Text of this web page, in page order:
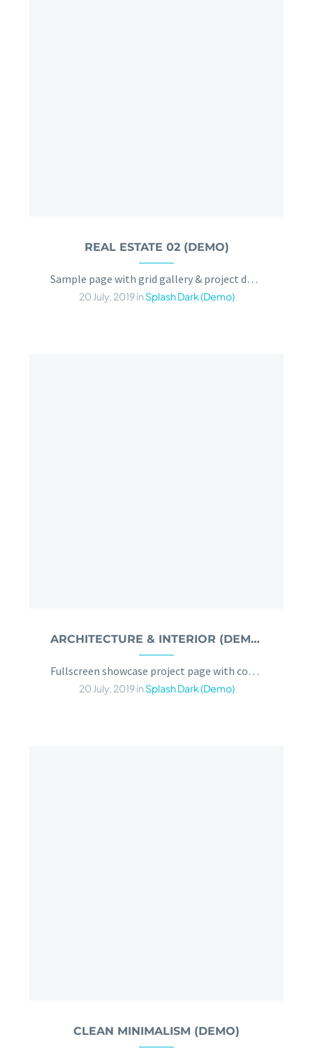
REAL ESTATE 02 (DEMO)
Sample page with grid gallery & project details
20 July, 2019in Splash Dark (Demo)
ARCHITECTURE & INTERIOR (DEMO)
Fullscreen showcase project page with contact form
20 July, 2019in Splash Dark (Demo)
CLEAN MINIMALISM (DEMO)